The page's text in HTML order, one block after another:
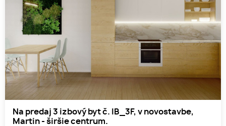
Na predaj 3 izbový byt č. IB_3F, v novostavbe,
Martin - širšie centrum.